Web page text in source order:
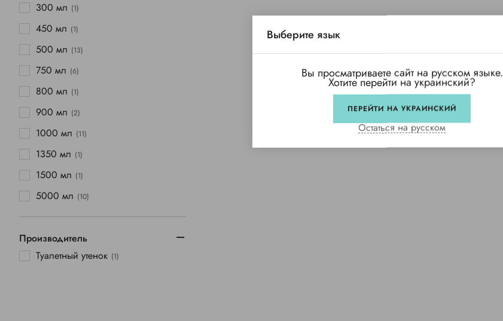
300 мл (1)
450 мл (1)
500 мл (13)
750 мл (6)
800 мл (1)
900 мл (2)
1000 мл (11)
1350 мл (1)
1500 мл (1)
5000 мл (10)
Производитель
Туалетный утенок (1)
Выберите язык
Вы просматриваете сайт на русском языке.
Хотите перейти на украинский?
ПЕРЕЙТИ НА УКРАИНСКИЙ
Остаться на русском